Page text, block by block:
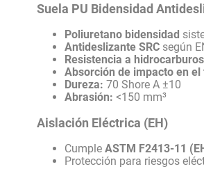
Suela PU Bidensidad
Poliuretano bidensidad
Antideslizante SRC según
Resistencia a
Absorción de impacto en el
Dureza: 70 Shore A ±10
Abrasión: <150 mm³
Aislación Eléctrica (EH)
CumpleASTM F2413-11
Protección para riesgos